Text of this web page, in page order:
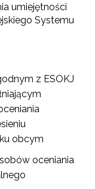
umiejętności
Systemu
z ESOKJ
obcym
oceniania